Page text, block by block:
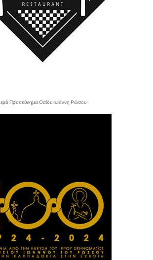
Προσκύνημα Οσίου Ιωάννη Ρώσου -